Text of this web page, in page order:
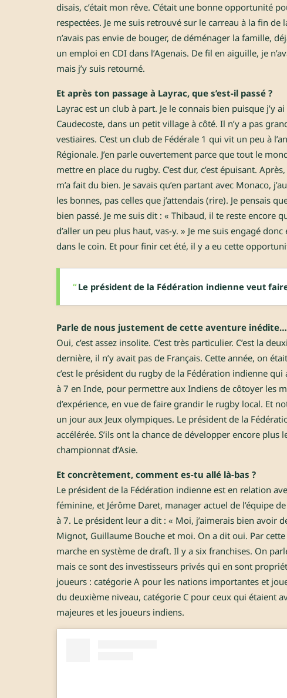
disais, c’était mon rêve. C’était une bonne opportunité
respectées. Je me suis retrouvé sur le carreau à la fin de
n’avais pas envie de bouger, de déménager la famille,
un emploi en CDI dans l’Agenais. De fil en aiguille, je
mais j’y suis retourné.
Et après ton passage à Layrac, que s’est-il passé ?
Layrac est un club à part. Je le connais bien puisque j’y
Caudecoste, dans un petit village à côté. Il n’y a pas
vestiaires. C’est un club de Fédérale 1 qui vit un peu à
Régionale. J’en parle ouvertement parce que tout le
mettre en place du rugby. C’est dur, c’est épuisant.
m’a fait du bien. Je savais qu’en partant avec Monaco,
les bonnes, pas celles que j’attendais (rire). Je pensais
bien passé. Je me suis dit : « Thibaud, il te reste encore
d’aller un peu plus haut, vas-y. » Je me suis engagé
dans le coin. Et pour finir cet été, il y a eu cette
Le président de la Fédération indienne veut
Parle de nous justement de cette aventure inédite…
Oui, c’est assez insolite. C’est très particulier. C’est la
dernière, il n’y avait pas de Français. Cette année, on
c’est le président du rugby de la Fédération indienne
à 7 en Inde, pour permettre aux Indiens de côtoyer les
d’expérience, en vue de faire grandir le rugby local. Et
un jour aux Jeux olympiques. Le président de la
accélérée. S’ils ont la chance de développer encore
championnat d’Asie.
Et concrètement, comment es-tu allé là-bas ?
Le président de la Fédération indienne est en relation
féminine, et Jérôme Daret, manager actuel de l’équipe
à 7. Le président leur a dit : « Moi, j’aimerais bien avoir
Mignot, Guillaume Bouche et moi. On a dit oui. Par
marche en système de draft. Il y a six franchises. On
mais ce sont des investisseurs privés qui en sont
joueurs : catégorie A pour les nations importantes et
du deuxième niveau, catégorie C pour ceux qui étaient
majeures et les joueurs indiens.